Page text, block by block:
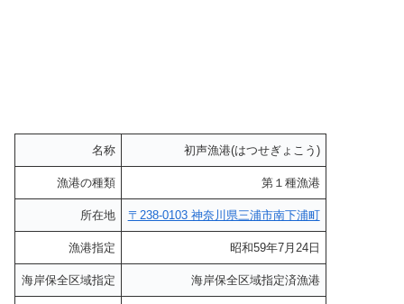
名称 初声漁港(はつせぎょこう)
漁港の種類 第１種漁港
所在地 〒238-0103 神奈川県三浦市南下浦町
漁港指定 昭和59年7月24日
海岸保全区域指定 海岸保全区域指定済漁港